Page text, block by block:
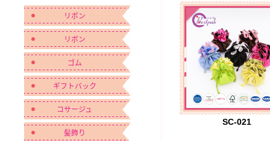
リボン
リボン
ゴム
ギフトバック
コサージュ
髪飾り
SC-021